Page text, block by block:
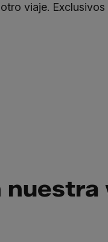
viaje. Exclusivos